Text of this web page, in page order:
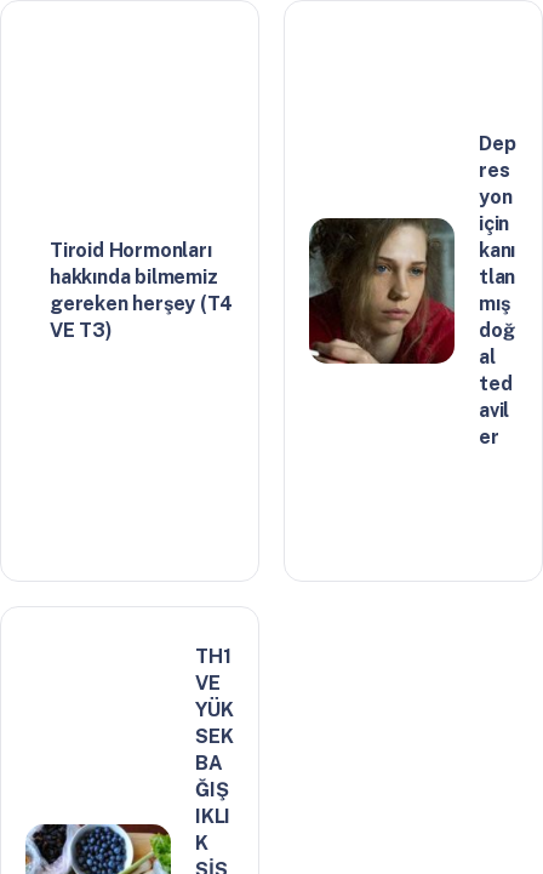
Tiroid Hormonları
hakkında bilmemiz
gereken herşey (T4
VE T3)
Dep
res
yon
için
kanı
tlan
mış
doğ
al
ted
avil
er
TH1
VE
YÜK
SEK
BA
ĞIŞ
IKLI
K